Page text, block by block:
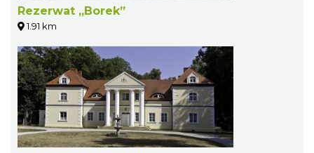
Rezerwat „Borek”
1.91 km